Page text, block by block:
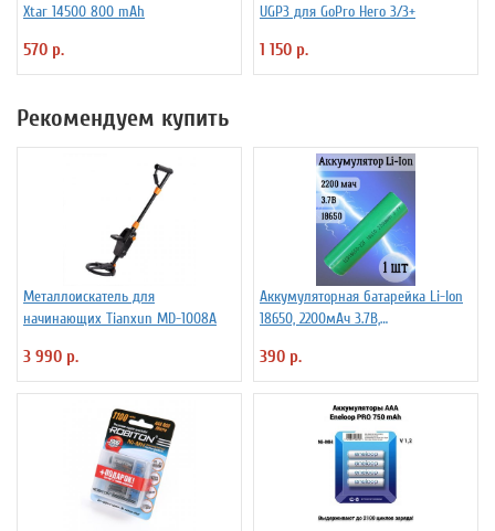
Xtar 14500 800 mAh
570 р.
UGP3 для GoPro Hero 3/3+
1 150 р.
Рекомендуем купить
Металлоискатель для
начинающих Tianxun MD-1008A
3 990 р.
Аккумуляторная батарейка Li-Ion
18650, 2200мАч 3.7В,
390 р.